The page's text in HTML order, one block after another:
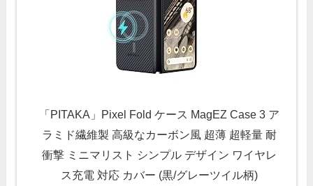
「PITAKA」Pixel Fold ケース MagEZ Case 3 ア
ラミド繊維製 高級なカーボン風 超薄 超軽量 耐
衝撃 ミニマリスト シンプル デザイン ワイヤレ
ス充電 対応 カバー (黒/グレーツイル柄)